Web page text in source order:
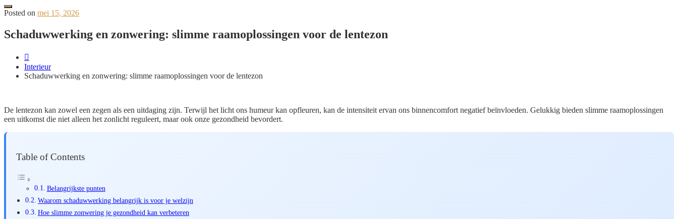
Posted on mei 15, 2026
Schaduwwerking en zonwering: slimme raamoplossingen voor de lentezon
Interieur
Schaduwwerking en zonwering: slimme raamoplossingen voor de lentezon
De lentezon kan zowel een zegen als een uitdaging zijn. Terwijl het licht ons humeur kan opfleuren, kan de intensiteit ervan ons binnencomfort negatief beïnvloeden. Gelukkig bieden slimme raamoplossingen
een uitkomst die niet alleen het zonlicht reguleert, maar ook onze gezondheid bevordert.
Table of Contents
Belangrijkste punten
Waarom schaduwwerking belangrijk is voor je welzijn
Hoe slimme zonwering je gezondheid kan verbeteren